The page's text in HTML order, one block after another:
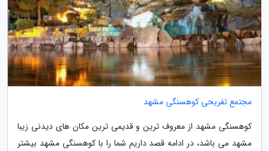
مجتمع تفریحی کوهسنگی مشهد
کوهسنگی مشهد از معروف ترین و قدیمی ترین مکان های دیدنی زیبا
مشهد می باشد، در ادامه قصد داریم شما را با کوهسنگی مشهد بیشتر